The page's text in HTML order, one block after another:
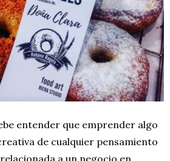
entender que emprender algo
de cualquier pensamiento
a un negocio en